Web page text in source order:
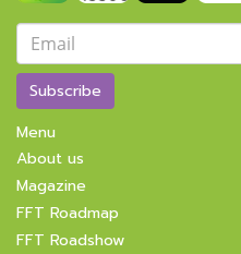
Subscribe
Menu
About us
Magazine
FFT Roadmap
FFT Roadshow